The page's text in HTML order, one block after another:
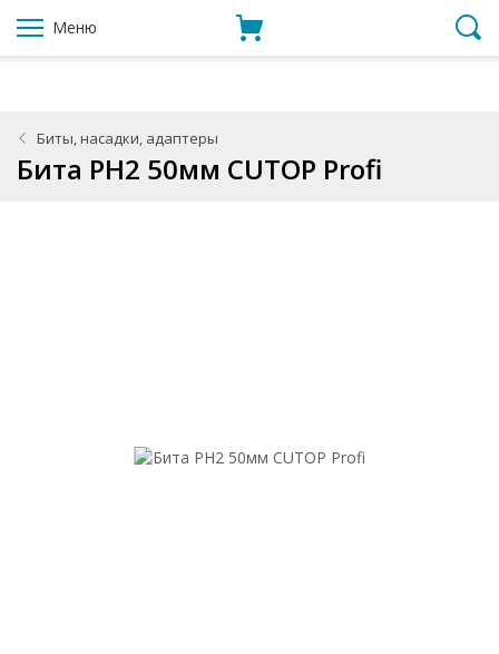
Меню
Биты, насадки, адаптеры
Бита PH2 50мм CUTOP Profi